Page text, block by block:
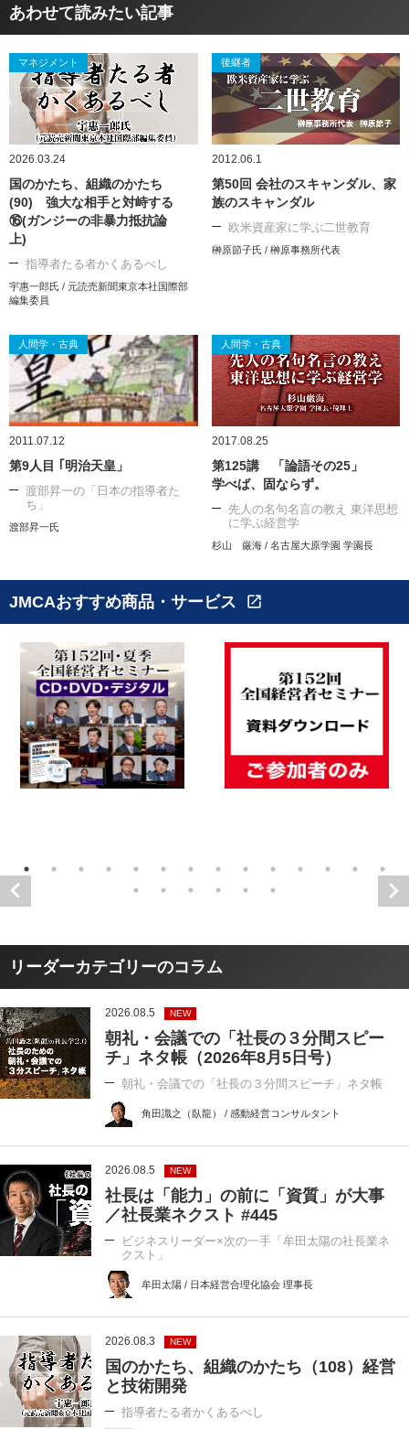
あわせて読みたい記事
マネジメント
2026.03.24
国のかたち、組織のかたち
(90) 強大な相手と対峙する
⑯(ガンジーの非暴力抵抗論
上)
指導者たる者かくあるべし
宇惠一郎氏 / 元読売新聞東京本社国際部
編集委員
後継者
2012.06.1
第50回 会社のスキャンダル、家
族のスキャンダル
欧米資産家に学ぶ二世教育
榊原節子氏 / 榊原事務所代表
人間学・古典
2011.07.12
第9人目 ｢明治天皇」
渡部昇一の「日本の指導者た
ち」
渡部昇一氏
人間学・古典
2017.08.25
第125講 「論語その25」
学べば、固ならず。
先人の名句名言の教え 東洋思想
に学ぶ経営学
杉山 厳海 / 名古屋大原学園 学園長
JMCAおすすめ商品・サービス open_in_new
リーダーカテゴリーのコラム
2026.08.5 NEW
朝礼・会議での「社長の３分間スピー
チ」ネタ帳（2026年8月5日号）
朝礼・会議での「社長の３分間スピーチ」ネタ帳
角田識之（臥龍） / 感動経営コンサルタント
2026.08.5 NEW
社長は「能力」の前に「資質」が大事
／社長業ネクスト #445
ビジネスリーダー×次の一手「牟田太陽の社長業ネ
クスト」
牟田太陽 / 日本経営合理化協会 理事長
2026.08.3 NEW
国のかたち、組織のかたち（108）経営
と技術開発
指導者たる者かくあるべし